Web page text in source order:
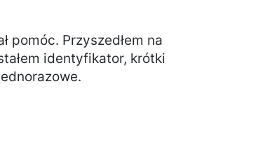
pomóc. Przyszedłem na
identyfikator, krótki